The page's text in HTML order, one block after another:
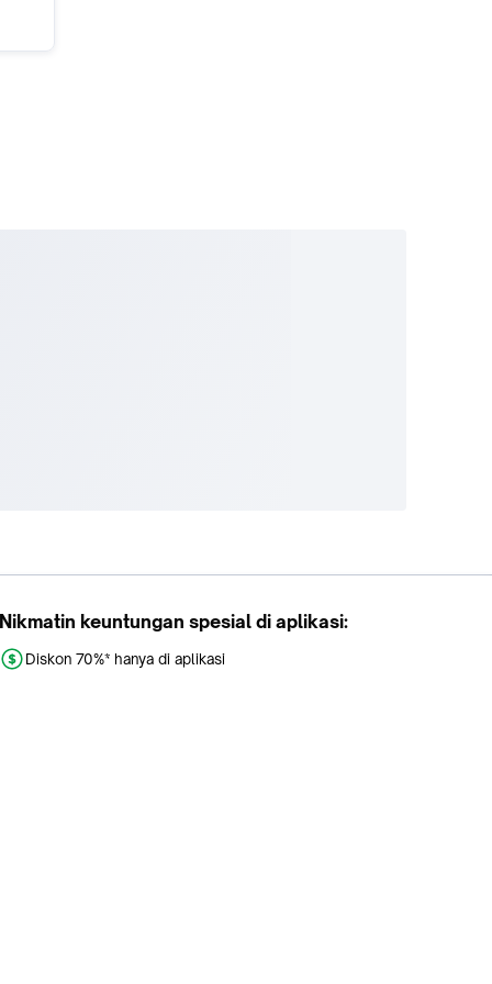
Nikmatin keuntungan spesial di aplikasi:
Diskon 70%* hanya di aplikasi